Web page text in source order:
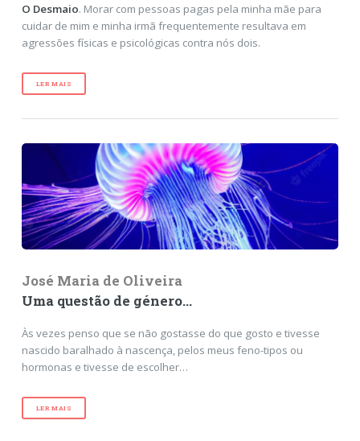
O Desmaio. Morar com pessoas pagas pela minha mãe para
cuidar de mim e minha irmã frequentemente resultava em
agressões físicas e psicológicas contra nós dois.
LER MAIS
José Maria de Oliveira
Uma questão de género...
Às vezes penso que se não gostasse do que gosto e tivesse
nascido baralhado à nascença, pelos meus feno-tipos ou
hormonas e tivesse de escolher…
LER MAIS